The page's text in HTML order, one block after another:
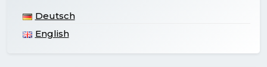
Deutsch
English